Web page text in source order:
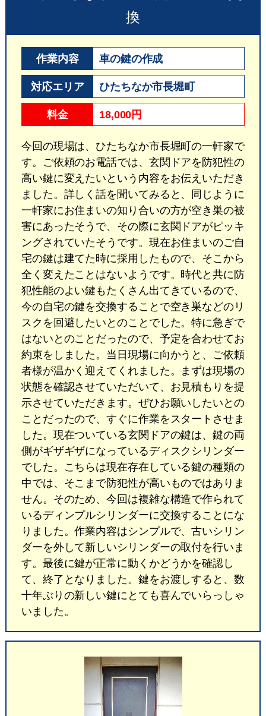
換
作業内容 車の鍵の作成
対応エリア ひたちなか市長堀町
料金 18,000円
今回の現場は、ひたちなか市長堀町の一軒家で
す。ご依頼のお電話では、玄関ドアを防犯性の
高い鍵に変えたいという内容をお伝えいただき
ました。詳しく話を聞いてみると、同じように
一軒家にお住まいの知り合いの方が空き巣の被
害にあったそうで、その際に玄関ドアがピッキ
ングされていたそうです。現在お住まいのご自
宅の鍵は建てた時に採用したもので、そこから
全く変えたことはないようです。時代と共に防
犯性能のよい鍵もたくさん出てきているので、
今の自宅の鍵を交換することで空き巣などのリ
スクを回避したいとのことでした。特に急ぎで
はないとのことだったので、予定を合わせてお
約束をしました。当日現場に向かうと、ご依頼
者様が温かく迎えてくれました。まずは現場の
状態を確認させていただいて、お見積もりを提
示させていただきます。ぜひお願いしたいとの
ことだったので、すぐに作業をスタートさせま
した。現在ついている玄関ドアの鍵は、鍵の両
側がギザギザになっているディスクシリンダー
でした。こちらは現在存在している鍵の種類の
中では、そこまで防犯性が高いものではありま
せん。そのため、今回は複雑な構造で作られて
いるディンプルシリンダーに交換することにな
りました。作業内容はシンプルで、古いシリン
ダーを外して新しいシリンダーの取付を行いま
す。最後に鍵が正常に動くかどうかを確認し
て、終了となりました。鍵をお渡しすると、数
十年ぶりの新しい鍵にとても喜んでいらっしゃ
いました。